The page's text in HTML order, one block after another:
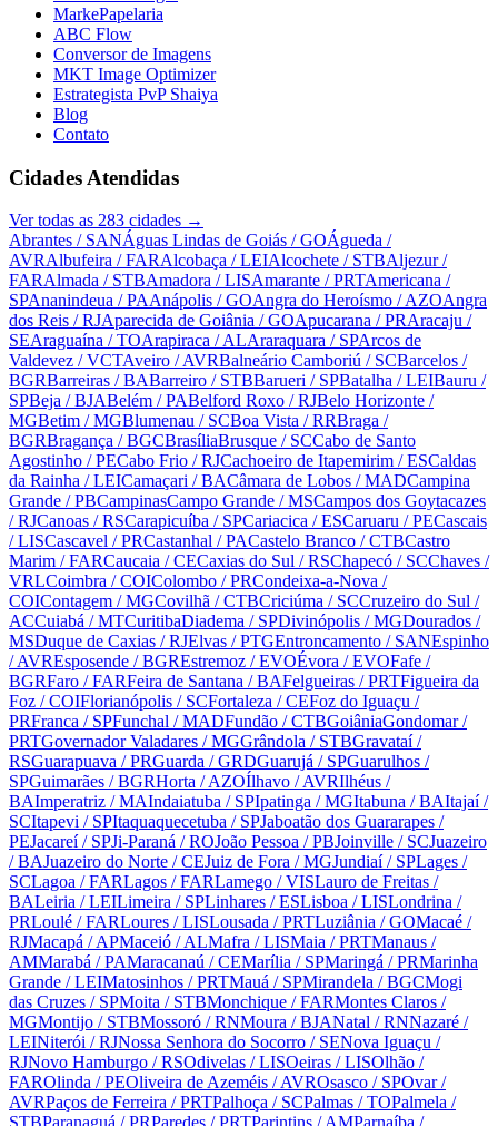
MarkePapelaria
ABC Flow
Conversor de Imagens
MKT Image Optimizer
Estrategista PvP Shaiya
Blog
Contato
Cidades Atendidas
Ver todas as 283 cidades →
Abrantes / SANÁguas Lindas de Goiás / GOÁgueda /
AVRAlbufeira / FARAlcobaça / LEIAlcochete / STBAljezur/
FARAlmada / STBAmadora / LISAmarante / PRTAmericana /
SPAnanindeua / PAAnápolis / GOAngra do Heroísmo / AZOAngra
dos Reis / RJAparecida de Goiânia / GOApucarana / PRAracaju /
SEAraguaína / TOArapiraca / ALAraraquara / SPArcos de
Valdevez / VCTAveiro / AVRBalneário Camboriú / SCBarcelos /
BGRBarreiras / BABarreiro / STBBarueri / SPBatalha / LEIBauru /
SPBeja / BJABelém / PABelford Roxo / RJBelo Horizonte /
MGBetim / MGBlumenau / SCBoa Vista / RRBraga /
BGRBragança / BGCBrasíliaBrusque / SCCabo de Santo
Agostinho / PECabo Frio / RJCachoeiro de Itapemirim / ESCaldas
da Rainha / LEICamaçari / BACâmara de Lobos / MADCampina
Grande / PBCampinasCampo Grande / MSCampos dos Goytacazes
/ RJCanoas / RSCarapicuíba / SPCariacica / ESCaruaru / PECascais
/ LISCascavel / PRCastanhal / PACastelo Branco / CTBCastro
Marim / FARCaucaia / CECaxias do Sul / RSChapecó / SCChaves /
VRLCoimbra / COIColombo / PRCondeixa-a-Nova /
COIContagem / MGCovilhã / CTBCriciúma / SCCruzeiro do Sul /
ACCuiabá / MTCuritibaDiadema / SPDivinópolis / MGDourados /
MSDuque de Caxias / RJElvas / PTGEntroncamento / SANEspinho
/ AVREsposende / BGREstremoz / EVOÉvora / EVOFafe /
BGRFaro / FARFeira de Santana / BAFelgueiras / PRTFigueira da
Foz / COIFlorianópolis / SCFortaleza / CEFoz do Iguaçu /
PRFranca / SPFunchal / MADFundão / CTBGoiâniaGondomar/
PRTGovernador Valadares / MGGrândola / STBGravataí/
RSGuarapuava / PRGuarda / GRDGuarujá / SPGuarulhos /
SPGuimarães / BGRHorta / AZOÍlhavo / AVRIlhéus /
BAImperatriz / MAIndaiatuba / SPIpatinga / MGItabuna / BAItajaí/
SCItapevi / SPItaquaquecetuba / SPJaboatão dos Guararapes /
PEJacareí/ SPJi-Paraná / ROJoão Pessoa / PBJoinville / SCJuazeiro
/ BAJuazeiro do Norte / CEJuiz de Fora / MGJundiaí/ SPLages /
SCLagoa / FARLagos / FARLamego / VISLauro de Freitas /
BALeiria / LEILimeira / SPLinhares / ESLisboa / LISLondrina /
PRLoulé / FARLoures / LISLousada / PRTLuziânia / GOMacaé /
RJMacapá / APMaceió / ALMafra / LISMaia / PRTManaus /
AMMarabá / PAMaracanaú / CEMarília / SPMaringá / PRMarinha
Grande / LEIMatosinhos / PRTMauá / SPMirandela / BGCMogi
das Cruzes / SPMoita / STBMonchique / FARMontes Claros /
MGMontijo / STBMossoró / RNMoura / BJANatal / RNNazaré /
LEINiterói / RJNossa Senhora do Socorro / SENova Iguaçu /
RJNovo Hamburgo / RSOdivelas / LISOeiras / LISOlhão /
FAROlinda / PEOliveira de Azeméis / AVROsasco / SPOvar/
AVRPaços de Ferreira / PRTPalhoça / SCPalmas / TOPalmela /